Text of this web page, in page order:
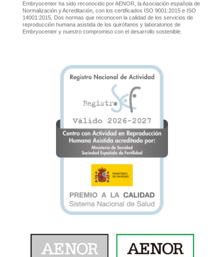
Embryocenter ha sido reconocido por AENOR, la Asociación española de
Normalización y Acreditación, con los certificados ISO 9001:2015 e ISO
14001:2015. Dos normas que reconocen la calidad de los servicios de
reproducción humana asistida de los quirófanos y laboratorios de
Embryocenter y nuestro compromiso con el desarrollo sostenible.